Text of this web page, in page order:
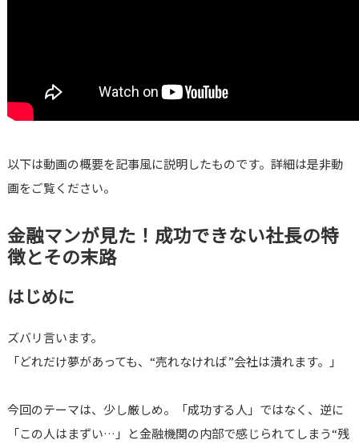
以下は動画の概要を記事風に説明したものです。詳細は是非動
画をご覧ください。
金融マンが見た！成功できない社長の特
徴とその末路
はじめに
ズバリ言います。
「どれだけ夢があっても、“売れなければ”会社は潰れます。」
今回のテーマは、少し厳しめ。「成功する人」ではなく、逆に
「この人はまずい…」と金融機関の内部で感じられてしまう“残